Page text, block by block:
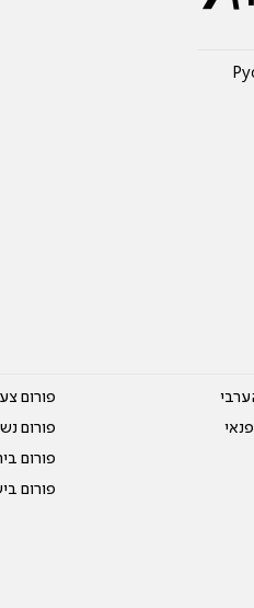
פורום
פורום
פורום
פורום